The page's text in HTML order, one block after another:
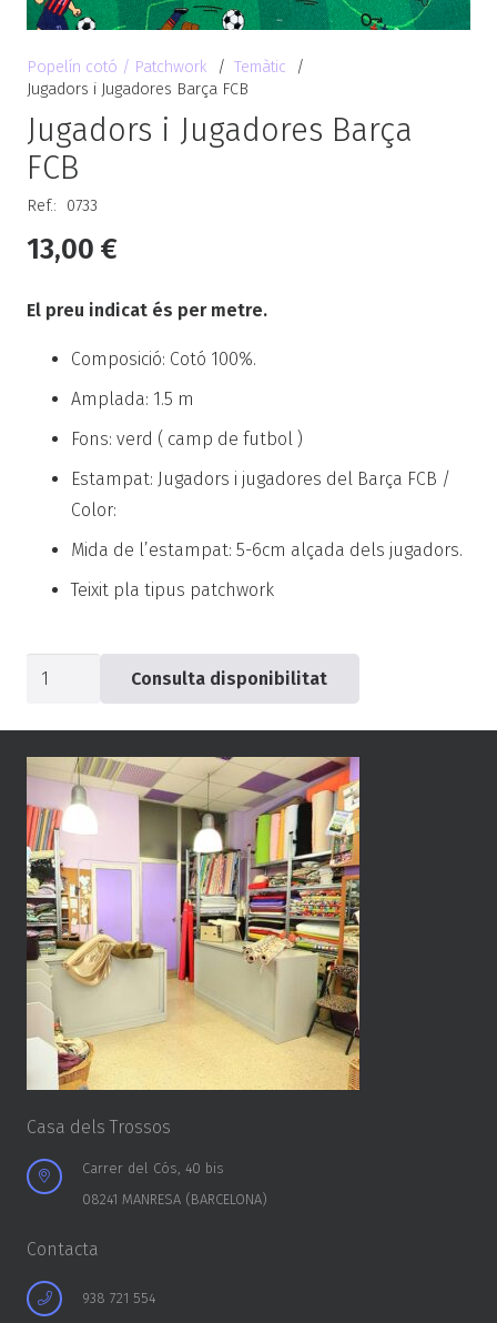
Popelín cotó / Patchwork / Temàtic
/
Jugadors i Jugadores Barça FCB
Jugadors i Jugadores Barça
FCB
Ref.: 0733
13,00 €
El preu indicat és per metre.
Composició: Cotó 100%.
Amplada: 1.5 m
Fons: verd ( camp de futbol )
Estampat: Jugadors i jugadores del Barça FCB /
Color:
Mida de l’estampat: 5-6cm alçada dels jugadors.
Teixit pla tipus patchwork
quantitat
Jugadors
i
Jugadores
Barça
FCB
Consulta disponibilitat
Casa dels Trossos
Carrer del Cós, 40 bis
08241 MANRESA (BARCELONA)
Contacta
938 721 554